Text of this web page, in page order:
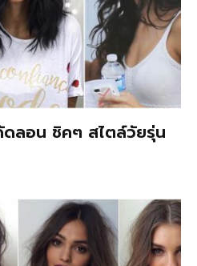
ลอน ชิคๆ สไตล์วัยรุ่น